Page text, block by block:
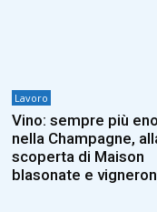
Lavoro
Vino: sempre più
nella Champagne,
scoperta di Maison
blasonate e